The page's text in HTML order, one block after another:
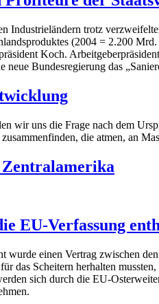
Industrieländern trotz
(2004 = 2.200
Koch.
neue Bundesregierung das
wir uns die Frage nach dem
die atmen, an
EU-Verfassung
wurde einen Vertrag zwischen
das Scheitern herhalten
sich durch die EU-